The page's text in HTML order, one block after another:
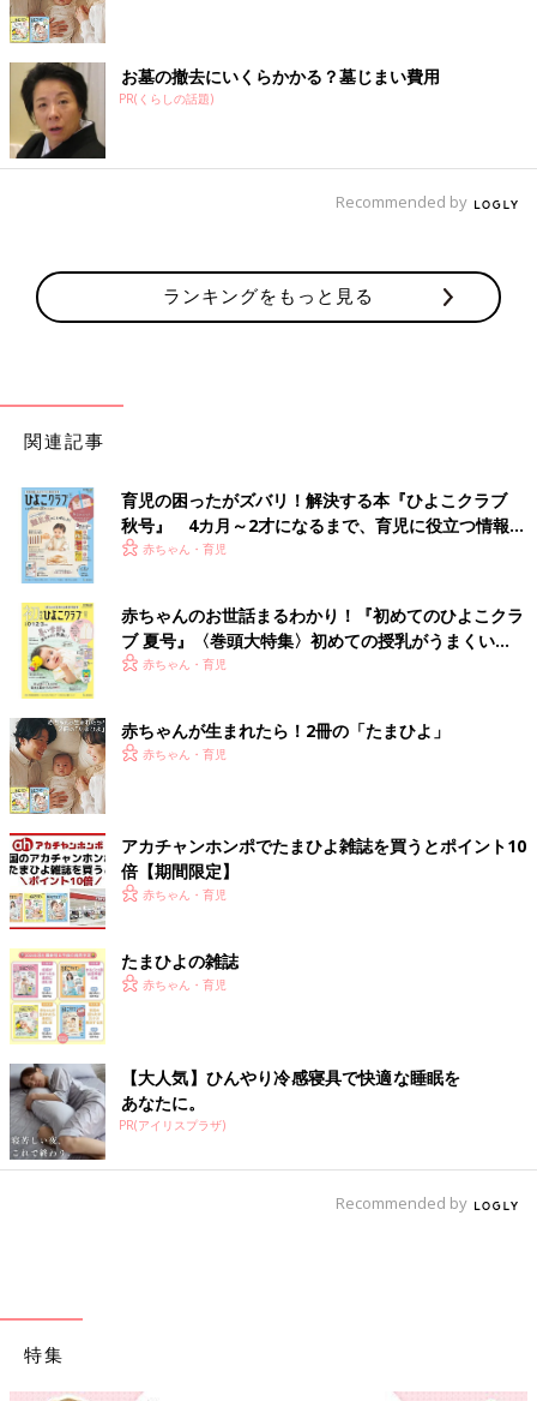
お墓の撤去にいくらかかる？墓じまい費用
PR(くらしの話題)
Recommended by
ランキングをもっと見る
関連記事
育児の困ったがズバリ！解決する本『ひよこクラブ
秋号』 4カ月～2才になるまで、育児に役立つ情報が
いっぱい！
赤ちゃん・育児
赤ちゃんのお世話まるわかり！『初めてのひよこクラ
ブ 夏号』〈巻頭大特集〉初めての授乳がうまくい
く！ おっぱい・ミルクの基本と夏のトラブル 解決テ
赤ちゃん・育児
赤ちゃんが生まれたら！2冊の「たまひよ」
赤ちゃん・育児
アカチャンホンポでたまひよ雑誌を買うとポイント10
倍【期間限定】
赤ちゃん・育児
たまひよの雑誌
赤ちゃん・育児
【大人気】ひんやり冷感寝具で快適な睡眠を
あなたに。
PR(アイリスプラザ)
Recommended by
特集